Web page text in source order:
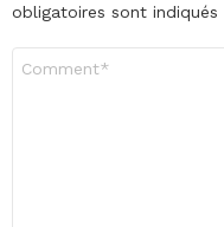
obligatoires sont indiqués